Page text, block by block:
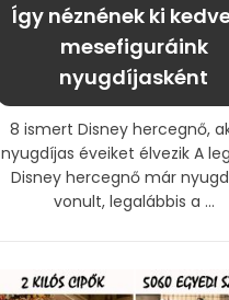
Így néznének ki
mesefiguráink
nyugdíjasként
8 ismert Disney hercegnő,
nyugdíjas éveiket élvezik A
Disney hercegnő már
vonult, legalábbis a ...